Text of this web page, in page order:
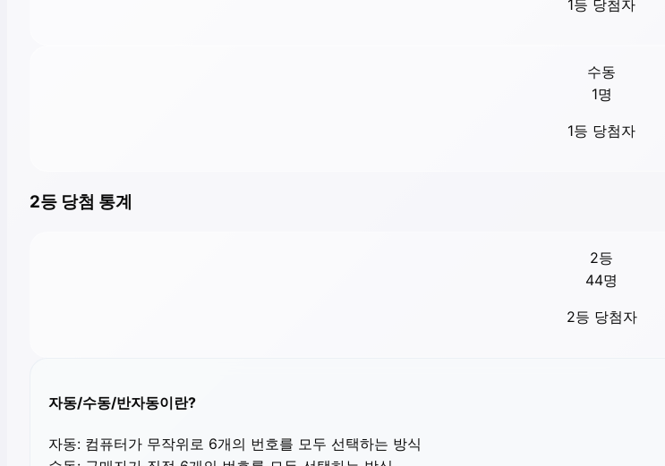
1등 당첨자
수동
1명
1등 당첨자
2등 당첨 통계
2등
44명
2등 당첨자
자동/수동/반자동이란?
자동: 컴퓨터가 무작위로 6개의 번호를 모두 선택하는 방식